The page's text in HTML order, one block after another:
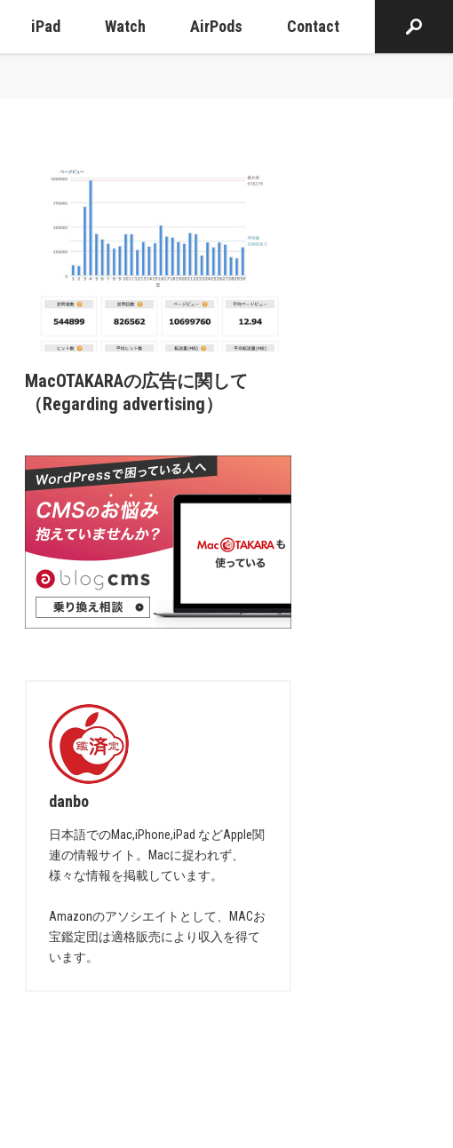
iPad Watch AirPods Contact
MacOTAKARAの広告に関して
（Regarding advertising）
danbo
日本語でのMac,iPhone,iPad などApple関
連の情報サイト。Macに捉われず、
様々な情報を掲載しています。
Amazonのアソシエイトとして、MACお
宝鑑定団は適格販売により収入を得て
います。